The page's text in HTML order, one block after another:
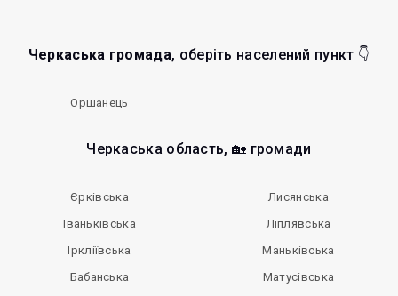
Черкаська громада, оберіть населений пункт 👇
Оршанець
Черкаська область, 🏡 громади
Єрківська
Іваньківська
Іркліївська
Бабанська
Лисянська
Ліплявська
Маньківська
Матусівська